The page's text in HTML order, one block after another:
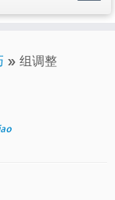
» 组调整